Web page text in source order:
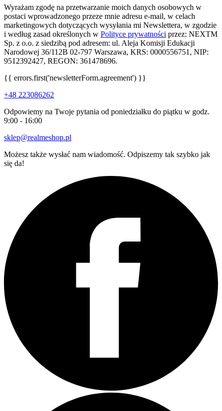
Wyrażam zgodę na przetwarzanie moich danych osobowych w
postaci wprowadzonego przeze mnie adresu e-mail, w celach
marketingowych dotyczących wysyłania mi Newslettera, w zgodzie
i według zasad określonych w Polityce prywatności przez: NEXTM
Sp. z o.o. z siedzibą pod adresem: ul. Aleja Komisji Edukacji
Narodowej 36/112B 02-797 Warszawa, KRS: 0000556751, NIP:
9512392427, REGON: 361478696.
{{ errors.first('newsletterForm.agreement') }}
+48 223086262
Odpowiemy na Twoje pytania od poniedziałku do piątku w godz.
9:00 - 16:00
sklep@realmeshop.pl
Możesz także wysłać nam wiadomość. Odpiszemy tak szybko jak
się da!